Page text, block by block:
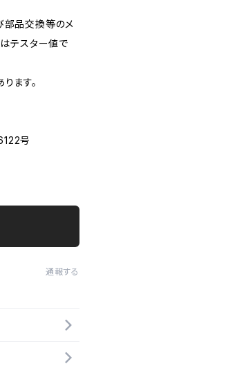
品交換等のメ
テスター値で
ます。
号
通報する